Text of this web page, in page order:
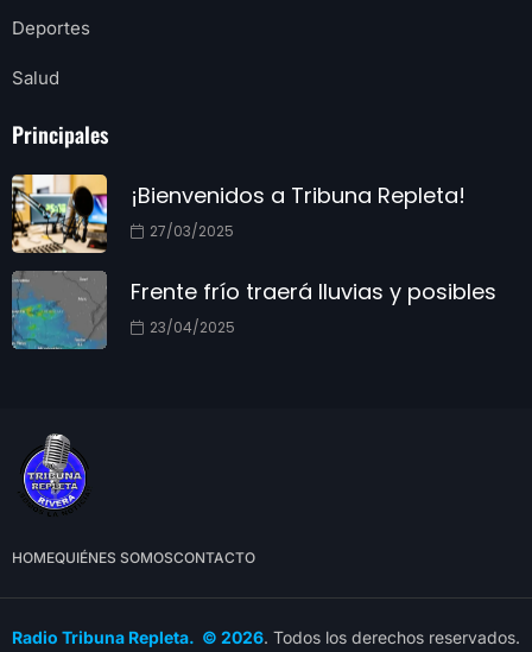
Deportes
Salud
Principales
¡Bienvenidos a Tribuna Repleta!
27/03/2025
Frente frío traerá lluvias y posibles
23/04/2025
HOMEQUIÉNES SOMOSCONTACTO
Radio Tribuna Repleta. © 2026. Todos los derechos reservados.